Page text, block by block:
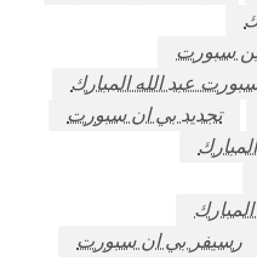
سبورت
عبد الله المبارك
تجديد بي ان سبورت
رسيفر بي ان سبورت